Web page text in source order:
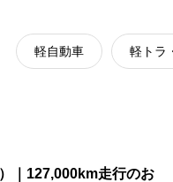
軽自動車 軽トラ
｜127,000km走行のお